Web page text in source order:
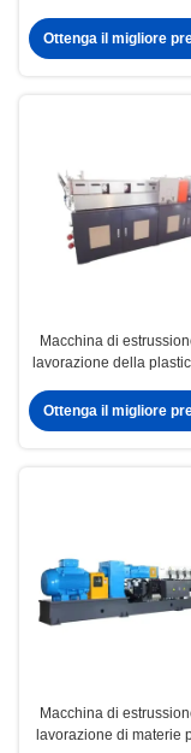
cilindro in
Ottenga il migliore
Macchina di
lavorazione della
elettriche
Ottenga il migliore
Macchina di
lavorazione di materie